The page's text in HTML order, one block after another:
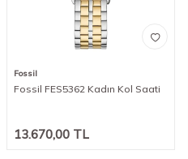
Fossil
Fossil FES5362 Kadın Kol Saati
13.670,00 TL